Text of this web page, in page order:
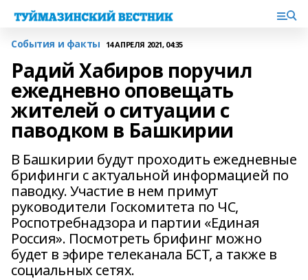
События и факты 14 АПРЕЛЯ 2021, 04:35
Радий Хабиров поручил
ежедневно оповещать
жителей о ситуации с
паводком в Башкирии
В Башкирии будут проходить ежедневные
брифинги с актуальной информацией по
паводку. Участие в нем примут
руководители Госкомитета по ЧС,
Роспотребнадзора и партии «Единая
Россия». Посмотреть брифинг можно
будет в эфире телеканала БСТ, а также в
социальных сетях.